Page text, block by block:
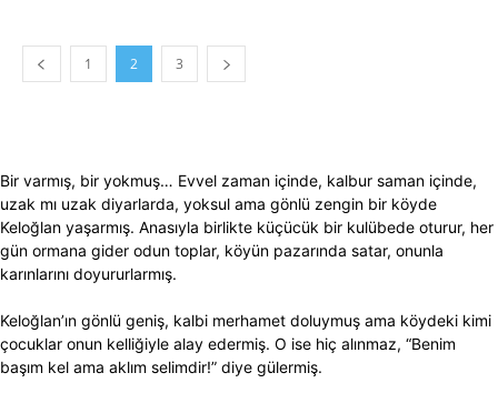
1 2 3
Bir varmış, bir yokmuş… Evvel zaman içinde, kalbur saman içinde,
uzak mı uzak diyarlarda, yoksul ama gönlü zengin bir köyde
Keloğlan yaşarmış. Anasıyla birlikte küçücük bir kulübede oturur, her
gün ormana gider odun toplar, köyün pazarında satar, onunla
karınlarını doyururlarmış.
Keloğlan’ın gönlü geniş, kalbi merhamet doluymuş ama köydeki kimi
çocuklar onun kelliğiyle alay edermiş. O ise hiç alınmaz, “Benim
başım kel ama aklım selimdir!” diye gülermiş.